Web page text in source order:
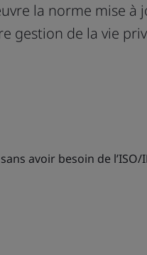
la norme mise à
gestion de la vie
avoir besoin de l’ISO/